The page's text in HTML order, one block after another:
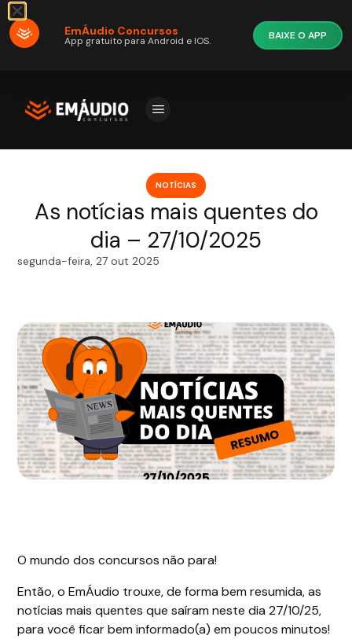
NOTÍCIAS
As notícias mais quentes do
dia – 27/10/2025
segunda-feira, 27 out 2025
O mundo dos concursos não para!
Então, o EmÁudio trouxe, de forma bem resumida, as
notícias mais quentes que saíram neste dia 27/10/25,
para você ficar bem informado(a) em poucos minutos!
EmÁudio Concursos
App gratuito para Android e IOS. BAIXE O APP